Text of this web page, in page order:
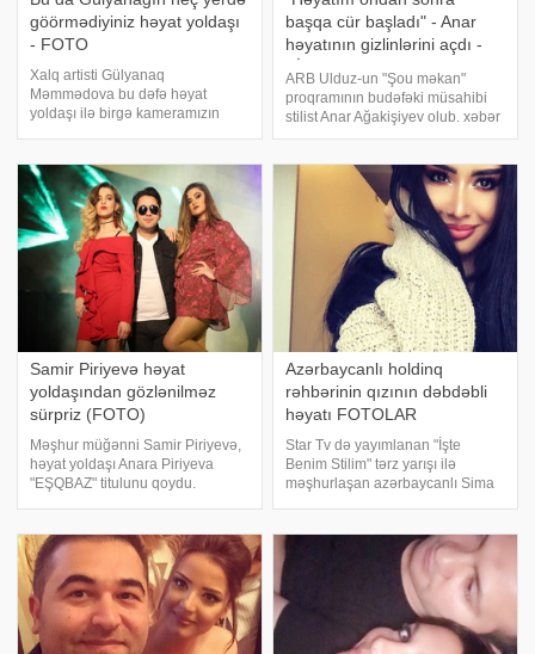
göörmədiyiniz həyat yoldaşı
- FOTO
Xalq artisti Gülyanaq
Məmmədova bu dəfə həyat
yoldaşı ilə birgə kameramızın
həyat yoldaşı Ziya bəylə birgə
qatılıb. Bir neçə gün əvvəl stilist
Anar Ağakişiyev G
başqa cür başladı" - Anar
həyatının gizlinlərini açdı -
ARB Ulduz-un "Şou məkan"
proqramının budəfəki müsahibi
stilist Anar Ağakişiyev olub. xəbər
verir ki, 2018-ci il daxil olan kimi
bütün dünyaya yayılan stilist Anar
Ağakişiyev yen
Samir Piriyevə həyat
yoldaşından gözlənilməz
sürpriz (FOTO)
Məşhur müğənni Samir Piriyevə,
həyat yoldaşı Anara Piriyeva
"EŞQBAZ" titulunu qoydu.
Beləki, Anara Piriyeva Samir
üçün ad günü hədiyyəsi olaraq
"EŞQBAZ"
Azərbaycanlı holdinq
rəhbərinin qızının dəbdəbli
həyatı FOTOLAR
Star Tv də yayımlanan "İşte
Benim Stilim" tərz yarışı ilə
məşhurlaşan azərbaycanlı Sima
ki, Sima Şərafətdinova öz rəsmi
İnstagram səhifəsində maraql